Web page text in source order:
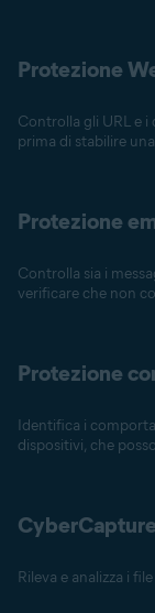
Protezione
Controlla gli URL e
prima di stabilire
Protezione
Controlla sia i
verificare che non
Protezione
Identifica i
dispositivi, che
CyberCapture
Rileva e analizza i